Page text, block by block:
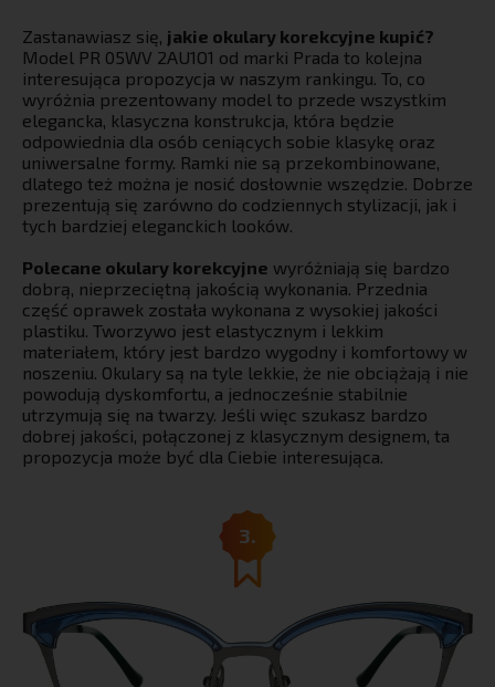
Zastanawiasz się, jakie okulary korekcyjne kupić?
Model PR 05WV 2AU1O1 od marki Prada to kolejna
interesująca propozycja w naszym rankingu. To, co
wyróżnia prezentowany model to przede wszystkim
elegancka, klasyczna konstrukcja, która będzie
odpowiednia dla osób ceniących sobie klasykę oraz
uniwersalne formy. Ramki nie są przekombinowane,
dlatego też można je nosić dosłownie wszędzie. Dobrze
prezentują się zarówno do codziennych stylizacji, jak i
tych bardziej eleganckich looków.
Polecane okulary korekcyjne wyróżniają się bardzo
dobrą, nieprzeciętną jakością wykonania. Przednia
część oprawek została wykonana z wysokiej jakości
plastiku. Tworzywo jest elastycznym i lekkim
materiałem, który jest bardzo wygodny i komfortowy w
noszeniu. Okulary są na tyle lekkie, że nie obciążają i nie
powodują dyskomfortu, a jednocześnie stabilnie
utrzymują się na twarzy. Jeśli więc szukasz bardzo
dobrej jakości, połączonej z klasycznym designem, ta
propozycja może być dla Ciebie interesująca.
3.